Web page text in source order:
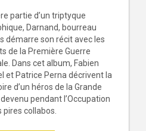
partie d’un triptyque
Darnand, bourreau
démarre son récit avec les
de la Première Guerre
Dans cet album, Fabien
et Patrice Perna décrivent la
d’un héros de la Grande
pendant l’Occupation
pires collabos.